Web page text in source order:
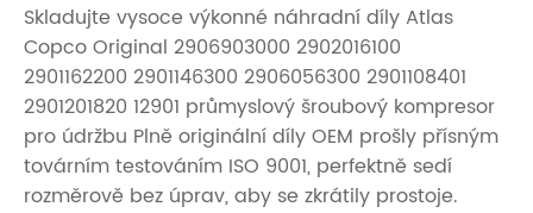
Skladujte vysoce výkonné náhradní díly Atlas
Copco Original 2906903000 2902016100
2901162200 2901146300 2906056300 2901108401
2901201820 12901 průmyslový šroubový kompresor
pro údržbu Plně originální díly OEM prošly přísným
továrním testováním ISO 9001, perfektně sedí
rozměrově bez úprav, aby se zkrátily prostoje.